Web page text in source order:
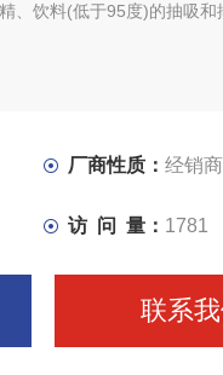
、饮料(低于95度)的抽吸和
厂商性质： 经销商
访 问 量： 1781
联系